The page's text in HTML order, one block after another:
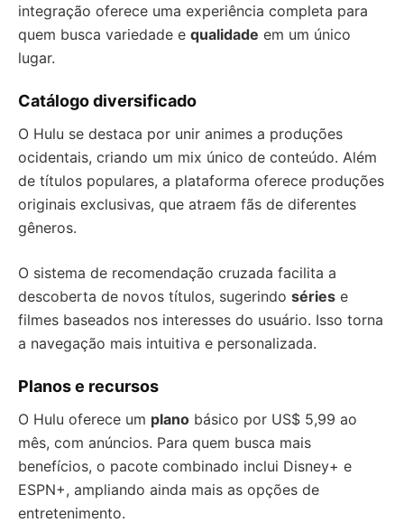
integração oferece uma experiência completa para
quem busca variedade e qualidade em um único
lugar.
Catálogo diversificado
O Hulu se destaca por unir animes a produções
ocidentais, criando um mix único de conteúdo. Além
de títulos populares, a plataforma oferece produções
originais exclusivas, que atraem fãs de diferentes
gêneros.
O sistema de recomendação cruzada facilita a
descoberta de novos títulos, sugerindo séries e
filmes baseados nos interesses do usuário. Isso torna
a navegação mais intuitiva e personalizada.
Planos e recursos
O Hulu oferece um plano básico por US$ 5,99 ao
mês, com anúncios. Para quem busca mais
benefícios, o pacote combinado inclui Disney+ e
ESPN+, ampliando ainda mais as opções de
entretenimento.